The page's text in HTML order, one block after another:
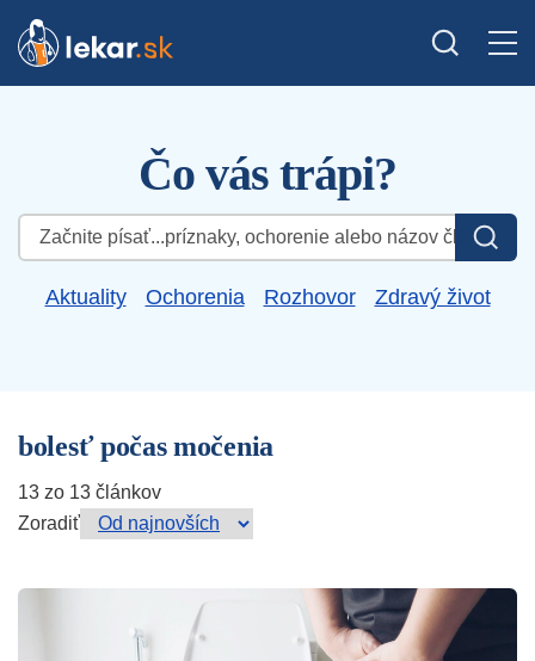
Čo vás trápi?
Hľadať:
Aktuality Ochorenia Rozhovor Zdravý život
bolesť počas močenia
13 zo 13 článkov
Zoradiť